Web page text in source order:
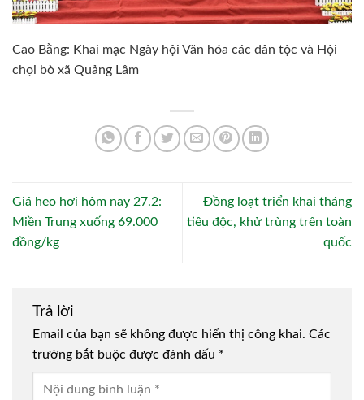
Cao Bằng: Khai mạc Ngày hội Văn hóa các dân tộc và Hội
chọi bò xã Quảng Lâm
Giá heo hơi hôm nay 27.2:
Miền Trung xuống 69.000
đồng/kg
Đồng loạt triển khai tháng
tiêu độc, khử trùng trên toàn
quốc
Trả lời
Email của bạn sẽ không được hiển thị công khai. Các
trường bắt buộc được đánh dấu *